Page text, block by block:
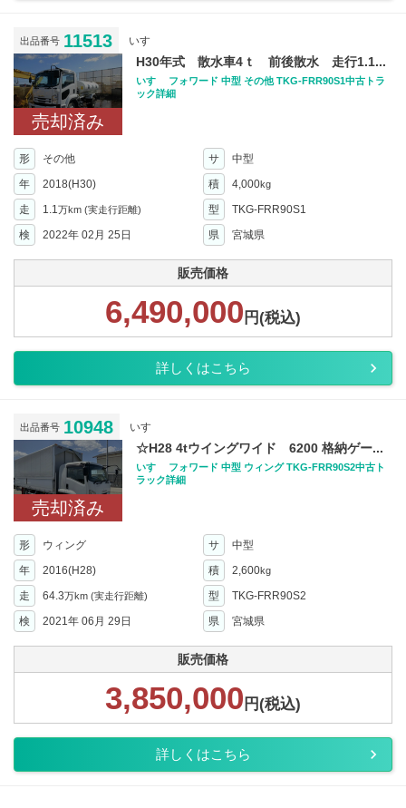
出品番号 11513 いすゞ
売却済み
H30年式 散水車4ｔ 前後散水 走行1.1...
いすゞ フォワード 中型 その他 TKG-FRR90S1中古トラ
ック詳細
形 その他 サ
中型
年
2018(H30) 積 4,000kg
走 1.1万km (実走行距離) 型
TKG-FRR90S1
検
2022年 02月 25日 県 宮城県
販売価格
6,490,000 円(税込)
詳しくはこちら
出品番号 10948 いすゞ
売却済み
☆H28 4tウイングワイド 6200 格納ゲー...
いすゞ フォワード 中型 ウィング TKG-FRR90S2中古ト
ラック詳細
形 ウィング サ
中型
年
2016(H28) 積 2,600kg
走 64.3万km (実走行距離) 型
TKG-FRR90S2
検
2021年 06月 29日 県 宮城県
販売価格
3,850,000 円(税込)
詳しくはこちら